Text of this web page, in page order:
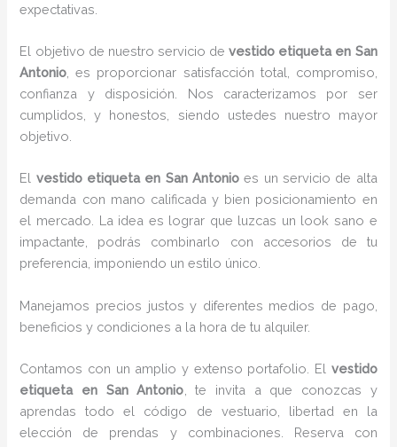
expectativas.
El objetivo de nuestro servicio devestido etiqueta en San
Antonio , es proporcionar satisfacción total, compromiso,
confianza y disposición. Nos caracterizamos por ser
cumplidos, y honestos, siendo ustedes nuestro mayor
objetivo.
El vestido etiquetaen San Antonioes un servicio de alta
demanda con mano calificada y bien posicionamiento en
el mercado. La idea es lograr que luzcas un look sano e
impactante, podrás combinarlo con accesorios de tu
preferencia, imponiendo un estilo único.
Manejamos precios justos y diferentes medios de pago,
beneficios y condiciones a la hora de tu alquiler.
Contamos con un amplio y extenso portafolio. El vestido
etiqueta en San Antonio , te invita a que conozcas y
aprendas todo el código de vestuario, libertad en la
elección de prendas y combinaciones. Reserva con